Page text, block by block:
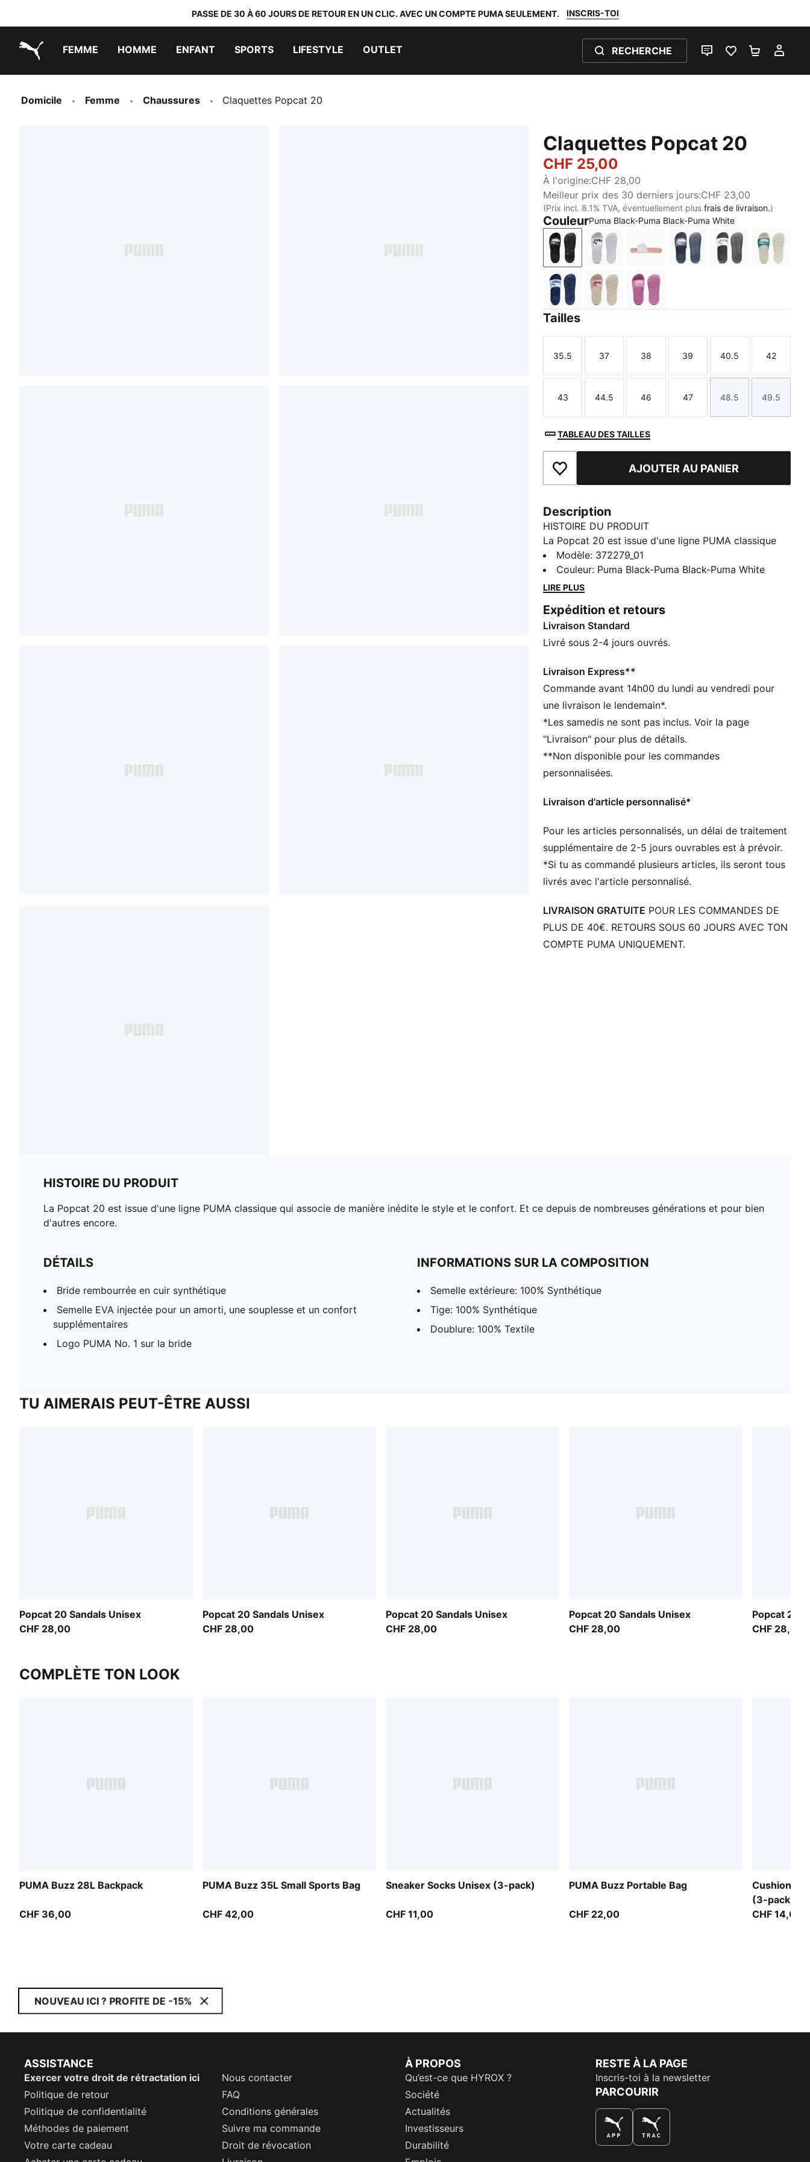
PASSE DE 30 À 60 JOURS DE RETOUR EN UN CLIC. AVEC UN COMPTE PUMA SEULEMENT. INSCRIS-TOI
FEMME HOMME ENFANT SPORTS LIFESTYLE OUTLET RECHERCHE
LIVE CHATFAVORIS 0PANIER 0
Domicile Femme Chaussures Claquettes Popcat 20
Claquettes Popcat 20
CHF 25,00
À l'origine:CHF 28,00
Meilleur prix des 30 derniers jours:CHF 23,00
(Prix incl. 8.1% TVA, éventuellement plusfrais de livraison.)
CouleurPuma Black-Puma Black-Puma White
Puma Black-Puma Black-Puma White
Puma White-Puma Black
PUMA White-Apricot Blush
Inky Blue-PUMA White
PUMA White-
Lucite-Blue JewelRosy Outlook-Chocolate Brown-Alpine Snow
Mauve Pop-Apple Spritz
Tailles
Taille
35.5
Taille
37
Taille
38
Taille
39
Taille
40.5
Taille
42
Taille
43
Taille
44.5
Taille
46
Taille
47
Taille
48.5
Taille
49.5
TABLEAU DES TAILLES
Ajouter aux favorisAJOUTER AU PANIER
Description
HISTOIRE DU PRODUIT
La Popcat 20 est issue d'une ligne PUMA classique
qui associe de manière inédite le style et le confort.
Et ce depuis de nombreuses générations et pour bien
d'autres encore.
Bride rembourrée en cuir synthétique
Semelle EVA injectée pour un amorti, une souplesse
et un confort supplémentaires
Modèle: 372279_01
Couleur: Puma Black-Puma Black-Puma White
LIRE PLUS
Expédition et retours
Livraison Standard
Livré sous 2-4 jours ouvrés.
Livraison Express**
Commande avant 14h00 du lundi au vendredi pour
une livraison le lendemain*.
*Les samedis ne sont pas inclus. Voir la page
"Livraison" pour plus de détails.
**Non disponible pour les commandes
personnalisées.
Livraison d'article personnalisé*
Pour les articles personnalisés, un délai de traitement
supplémentaire de 2-5 jours ouvrables est à prévoir.
*Si tu as commandé plusieurs articles, ils seront tous
livrés avec l'article personnalisé.
LIVRAISON GRATUITE POUR LES COMMANDES DE
PLUS DE 40€. RETOURS SOUS 60 JOURS AVEC TON
COMPTE PUMA UNIQUEMENT.
HISTOIRE DU PRODUIT
La Popcat 20 est issue d'une ligne PUMA classique qui associe de manière inédite le style et le confort. Et ce depuis de nombreuses générations et pour bien
d'autres encore.
DÉTAILS
Bride rembourrée en cuir synthétique
Semelle EVA injectée pour un amorti, une souplesse et un confort
supplémentaires
Logo PUMA No. 1 sur la bride
INFORMATIONS SUR LA COMPOSITION
Semelle extérieure: 100% Synthétique
Tige: 100% Synthétique
Doublure: 100% Textile
TU AIMERAIS PEUT-ÊTRE AUSSI
Popcat 20 Sandals Unisex
CHF 28,00
Popcat 20 Sandals Unisex
CHF 28,00
Popcat 20 Sandals Unisex
CHF 28,00
Popcat 20 Sandals Unisex
CHF 28,00
Popcat 20
CHF 28,00
COMPLÈTE TON LOOK
PUMA Buzz 28L Backpack
CHF 36,00
PUMA Buzz 35L Small Sports Bag
CHF 42,00
Sneaker Socks Unisex (3-pack)
CHF 11,00
PUMA Buzz Portable Bag
CHF 22,00
Cushioned
(3-pack)
CHF 14,00
NOUVEAU ICI ? PROFITE DE -15%
ASSISTANCE
Exercer votre droit de rétractation ici
Nous contacter
Politique de retour
FAQ
Politique de confidentialité
Conditions générales
Méthodes de paiement
Suivre ma commande
Votre carte cadeau
Droit de révocation
À PROPOS
Qu’est-ce que HYROX ?
Société
Actualités
Investisseurs
Durabilité
RESTE À LA PAGE
Inscris-toi à la newsletter
PARCOURIR